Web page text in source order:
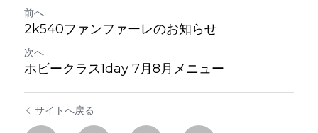
前へ
2k540ファンファーレのお知らせ
次へ
ホビークラス1day 7月8月メニュー
サイトへ戻る